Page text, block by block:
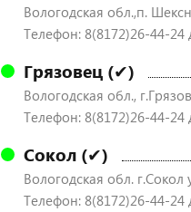
Вологодская обл.,п.
Телефон: 8(8172)26-44-24
Грязовец (✔)
Вологодская обл.,
Телефон: 8(8172)26-44-24
Сокол (✔)
Вологодская обл. г.Сокол
Телефон: 8(8172)26-44-24